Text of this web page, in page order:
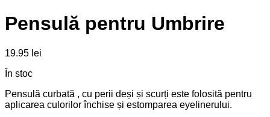
Pensulă pentru Umbrire
19.95 lei
În stoc
Pensulă curbată , cu perii deși și scurți este folosită pentru
aplicarea culorilor închise și estomparea eyelinerului.